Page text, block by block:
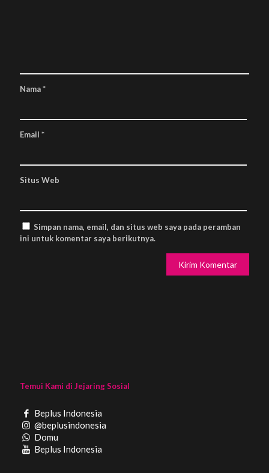
Nama*
Email *
Situs Web
Simpan nama, email, dan situs web saya pada peramban
ini untuk komentar saya berikutnya.
Temui Kami di Jejaring Sosial
Beplus Indonesia
@beplusindonesia
Domu
Beplus Indonesia